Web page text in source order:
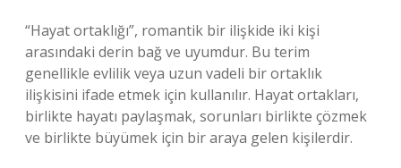
“Hayat ortaklığı”, romantik bir ilişkide iki kişi
arasındaki derin bağ ve uyumdur. Bu terim
genellikle evlilik veya uzun vadeli bir ortaklık
ilişkisini ifade etmek için kullanılır. Hayat ortakları,
birlikte hayatı paylaşmak, sorunları birlikte çözmek
ve birlikte büyümek için bir araya gelen kişilerdir.